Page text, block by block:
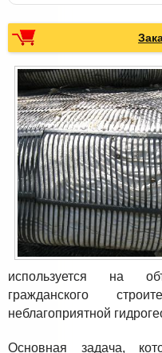
используется на
гражданского
неблагоприятной
Основная задача,